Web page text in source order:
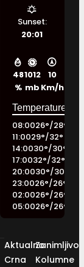
48
%
1012
mb
10
Km/h
Sunset:
20:01
08:0026°/28°
11:0029°/32°
14:0030°/30°
17:0032°/32°
20:0030°/30
23:0026°/26°
02:0026°/26°
05:0026°/26°
Aktualno
Crna
Kolumne